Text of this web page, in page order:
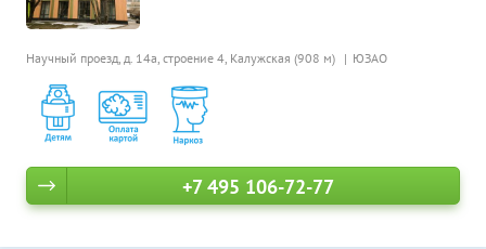
Научный проезд, д. 14а, строение 4, Калужская (908 м) ЮЗАО
+7 495 106-72-77